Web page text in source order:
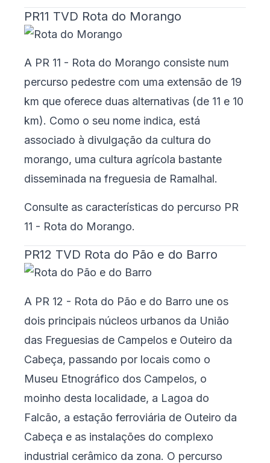
PR11 TVD Rota do Morango
A PR 11 - Rota do Morango consiste num
percurso pedestre com uma extensão de 19
km que oferece duas alternativas (de 11 e 10
km). Como o seu nome indica, está
associado à divulgação da cultura do
morango, uma cultura agrícola bastante
disseminada na freguesia de Ramalhal.
Consulte as características do percurso PR
11 - Rota do Morango.
PR12 TVD Rota do Pão e do Barro
A PR 12 - Rota do Pão e do Barro une os
dois principais núcleos urbanos da União
das Freguesias de Campelos e Outeiro da
Cabeça, passando por locais como o
Museu Etnográfico dos Campelos, o
moinho desta localidade, a Lagoa do
Falcão, a estação ferroviária de Outeiro da
Cabeça e as instalações do complexo
industrial cerâmico da zona. O percurso